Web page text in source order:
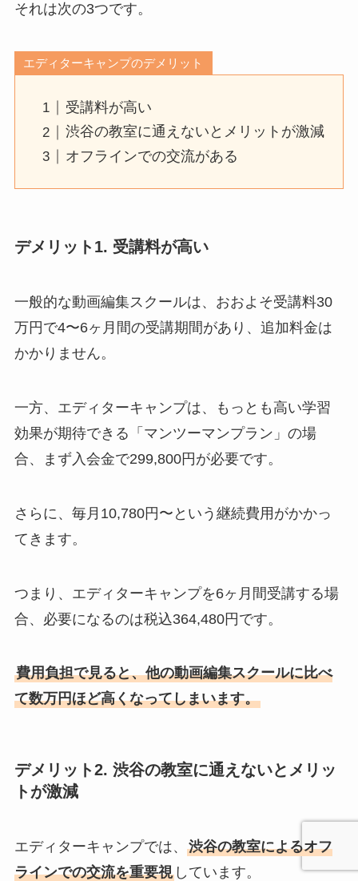
それは次の3つです。
エディターキャンプのデメリット
受講料が高い
渋谷の教室に通えないとメリットが激減
オフラインでの交流がある
デメリット1. 受講料が高い
一般的な動画編集スクールは、おおよそ受講料30
万円で4〜6ヶ月間の受講期間があり、追加料金は
かかりません。
一方、エディターキャンプは、もっとも高い学習
効果が期待できる「マンツーマンプラン」の場
合、まず入会金で299,800円が必要です。
さらに、毎月10,780円〜という継続費用がかかっ
てきます。
つまり、エディターキャンプを6ヶ月間受講する場
合、必要になるのは税込364,480円です。
費用負担で見ると、他の動画編集スクールに比べ
て数万円ほど高くなってしまいます。
デメリット2. 渋谷の教室に通えないとメリッ
トが激減
エディターキャンプでは、 渋谷の教室によるオフ
ラインでの交流を重要視しています。